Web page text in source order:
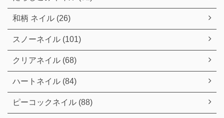
和柄 ネイル (26)
スノーネイル (101)
クリアネイル (68)
ハートネイル (84)
ピーコックネイル (88)